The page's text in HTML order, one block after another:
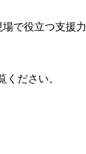
で役立つ支援
ださい。